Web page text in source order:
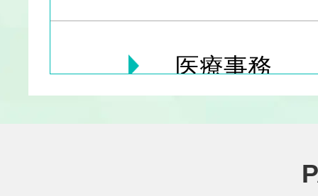
医療事務